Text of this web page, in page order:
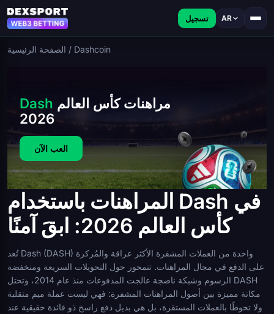
تسجيل AR
الصفحة الرئيسية / Dashcoin
Dash
2026
العب الآن
المراهنات باستخدام Dash في
كأس العالم 2026: ابقَ آمنًا
تُعد Dash (DASH) واحدة من العملات المشفرة الأكثر عراقة والمُركزة
على الدفع في مجال المراهنات. تتمحور حول التحويلات السريعة ومنخفضة
الرسوم وشبكة ناضجة عالجت المدفوعات منذ عام 2014، وتحتل DASH
مكانة مميزة بين أصول المراهنات المشفرة: فهي ليست عملة ميم متقلبة
ولا تحوطًا بالعملات المستقرة، بل هي بديل دفع راسخ ذو فائدة حقيقية عند